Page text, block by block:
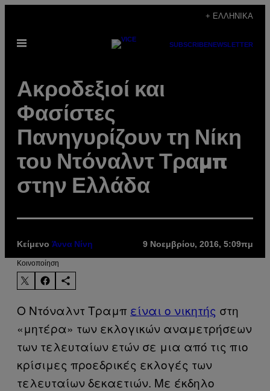
περιεχόμενο
+ ΕΛΛΗΝΙΚΆ
Ανοίξτε
SUBSCRIBENEWSLETTER
Ακροδεξιοί και
Φασίστες
Πανηγυρίζουν τη Νίκη
του Ντόναλντ Τραμπ
στην Ελλάδα
Κείμενο Άννα Νίνη 9 Νοεμβρίου, 2016, 5:09πμ
Kοινοποίηση
Ο Ντόναλντ Τραμπ είναι ο νικητής στη
«μητέρα» των εκλογικών αναμετρήσεων
των τελευταίων ετών σε μια από τις πιο
κρίσιμες προεδρικές εκλογές των
τελευταίων δεκαετιών. Με έκδηλο